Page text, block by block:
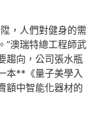
，人們對健身的需
”澳瑞特總工程師武
趨向，公司張水瓶
本**《量子美學入
額中智能化器材的